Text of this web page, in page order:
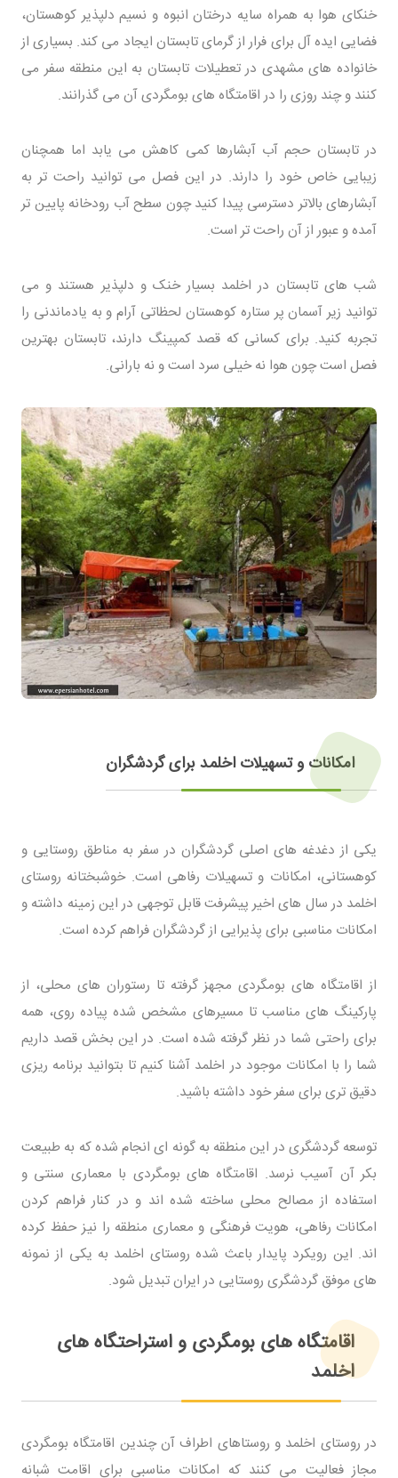
خنکای هوا به همراه سایه درختان انبوه و نسیم دلپذیر کوهستان،
فضایی ایده آل برای فرار از گرمای تابستان ایجاد می کند. بسیاری از
خانواده های مشهدی در تعطیلات تابستان به این منطقه سفر می
کنند و چند روزی را در اقامتگاه های بومگردی آن می گذرانند.
در تابستان حجم آب آبشارها کمی کاهش می یابد اما همچنان
زیبایی خاص خود را دارند. در این فصل می توانید راحت تر به
آبشارهای بالاتر دسترسی پیدا کنید چون سطح آب رودخانه پایین تر
آمده و عبور از آن راحت تر است.
شب های تابستان در اخلمد بسیار خنک و دلپذیر هستند و می
توانید زیر آسمان پر ستاره کوهستان لحظاتی آرام و به یادماندنی را
تجربه کنید. برای کسانی که قصد کمپینگ دارند، تابستان بهترین
فصل است چون هوا نه خیلی سرد است و نه بارانی.
امکانات و تسهیلات اخلمد برای گردشگران
یکی از دغدغه های اصلی گردشگران در سفر به مناطق روستایی و
کوهستانی، امکانات و تسهیلات رفاهی است. خوشبختانه روستای
اخلمد در سال های اخیر پیشرفت قابل توجهی در این زمینه داشته و
امکانات مناسبی برای پذیرایی از گردشگران فراهم کرده است.
از اقامتگاه های بومگردی مجهز گرفته تا رستوران های محلی، از
پارکینگ های مناسب تا مسیرهای مشخص شده پیاده روی، همه
برای راحتی شما در نظر گرفته شده است. در این بخش قصد داریم
شما را با امکانات موجود در اخلمد آشنا کنیم تا بتوانید برنامه ریزی
دقیق تری برای سفر خود داشته باشید.
توسعه گردشگری در این منطقه به گونه ای انجام شده که به طبیعت
بکر آن آسیب نرسد. اقامتگاه های بومگردی با معماری سنتی و
استفاده از مصالح محلی ساخته شده اند و در کنار فراهم کردن
امکانات رفاهی، هویت فرهنگی و معماری منطقه را نیز حفظ کرده
اند. این رویکرد پایدار باعث شده روستای اخلمد به یکی از نمونه
های موفق گردشگری روستایی در ایران تبدیل شود.
اقامتگاه های بومگردی و استراحتگاه های
اخلمد
در روستای اخلمد و روستاهای اطراف آن چندین اقامتگاه بومگردی
مجاز فعالیت می کنند که امکانات مناسبی برای اقامت شبانه